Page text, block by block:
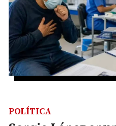
POLÍTICA